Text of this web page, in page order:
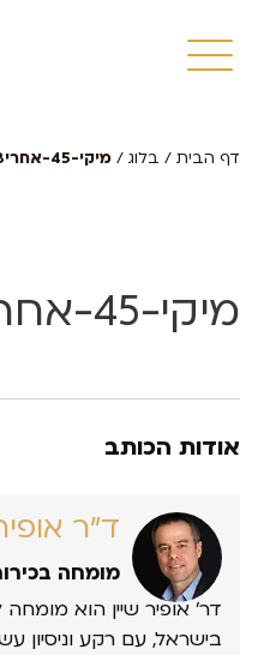
דף הבית / בלוג / מיקי-45-אחרי1999923
מיקי-45-אחרי1999923
אודות הכותב
ד״ר
מומחה
דר’ אופיר שיין הוא
בישראל, עם רקע וניסיון